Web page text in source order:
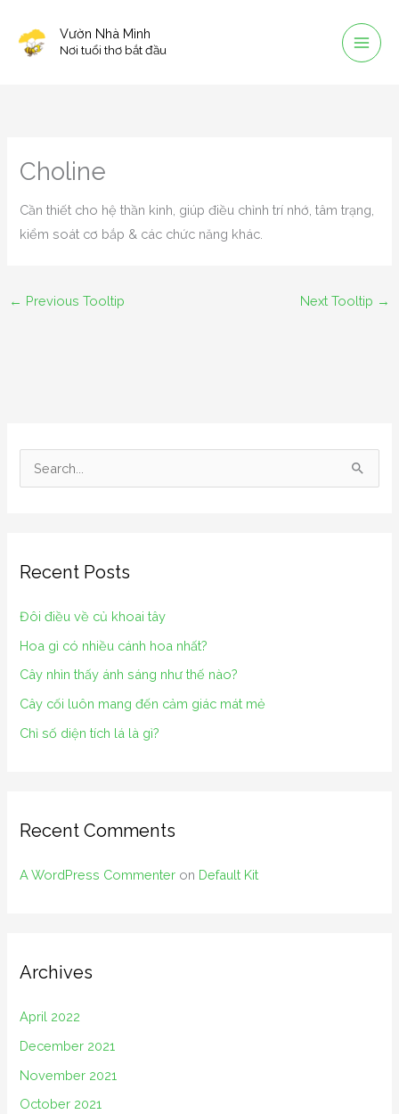
content
Vườn Nhà Mình
Nơi tuổi thơ bắt đầu
Choline
Cần thiết cho hệ thần kinh, giúp điều chỉnh trí nhớ, tâm trạng,
kiểm soát cơ bắp & các chức năng khác.
← Previous Tooltip Next Tooltip →
c
o
r
:
Recent Posts
Đôi điều về củ khoai tây
Hoa gì có nhiều cánh hoa nhất?
Cây nhìn thấy ánh sáng như thế nào?
Cây cối luôn mang đến cảm giác mát mẻ
Chỉ số diện tích lá là gì?
Recent Comments
A WordPress Commenter on Default Kit
Archives
April 2022
December 2021
November 2021
October 2021